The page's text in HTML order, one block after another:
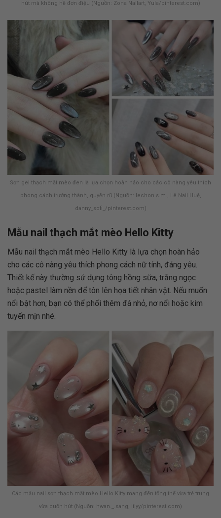
hút mà không hề đơn điệu (Nguồn: Zona Nailart, Yula/pinterest.com)
Sơn gel thạch mắt mèo đen là lựa chọn hoàn hảo cho các cô nàng yêu thích
phong cách trưởng thành, quyến rũ (Nguồn: lechon s.m., Lê Nail Huệ,
danny_sofi_/pinterest.com)
Mẫu nail thạch mắt mèo Hello Kitty
Mẫu nail thạch mắt mèo Hello Kitty là lựa chọn hoàn hảo
cho các cô nàng yêu thích phong cách nữ tính, đáng yêu.
Thiết kế này thường sử dụng tông hồng sữa, trắng ngọc
hoặc pastel làm nền để tôn lên họa tiết nhân vật. Nếu muốn
nổi bật hơn, bạn có thể phối thêm đá nhỏ, nơ nổi hoặc kim
tuyến mịn nhé.
Các mẫu nail sơn thạch mắt mèo Hello Kitty mang đến tổng thể vừa trẻ trung
vừa cuốn hút (Nguồn: hwan._.sang, lilyy/pinterest.com)